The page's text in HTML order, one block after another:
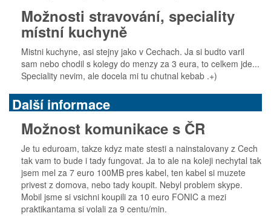
Možnosti stravování, speciality
místní kuchyně
Mistni kuchyne, asi stejny jako v Cechach. Ja si budto varil
sam nebo chodil s kolegy do menzy za 3 eura, to celkem jde...
Speciality nevim, ale docela mi tu chutnal kebab .+)
Další informace
Možnost komunikace s ČR
Je tu eduroam, takze kdyz mate stesti a nainstalovany z Cech
tak vam to bude i tady fungovat. Ja to ale na koleji nechytal tak
jsem mel za 7 euro 100MB pres kabel, ten kabel si muzete
privest z domova, nebo tady koupit. Nebyl problem skype.
Mobil jsme si vsichni koupili za 10 euro FONIC a mezi
praktikantama si volali za 9 centu/min.